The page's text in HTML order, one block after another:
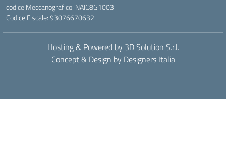
codice Meccanografico: NAIC8G1003
Codice Fiscale: 93076670632
Hosting & Powered by 3D Solution S.r.l.
Concept & Design by Designers Italia